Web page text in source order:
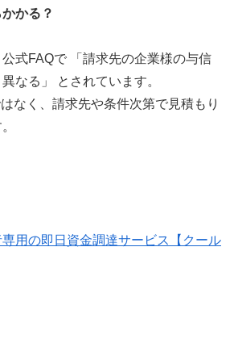
かる？
式FAQで 「請求先の企業様の与信
なる」 とされています。
なく、請求先や条件次第で見積もり
用の即日資金調達サービス【クール